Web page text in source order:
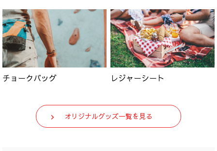
チョークバッグ レジャーシート
オリジナルグッズ一覧を見る